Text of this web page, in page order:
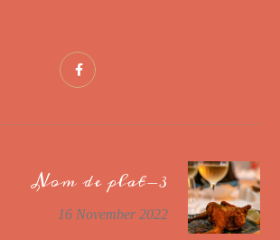
Nom de plat-3
16 November 2022